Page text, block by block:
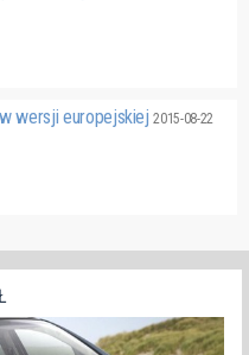
wersji europejskiej2015-08-22